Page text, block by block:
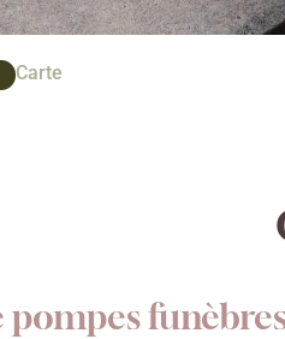
Carte
pompes